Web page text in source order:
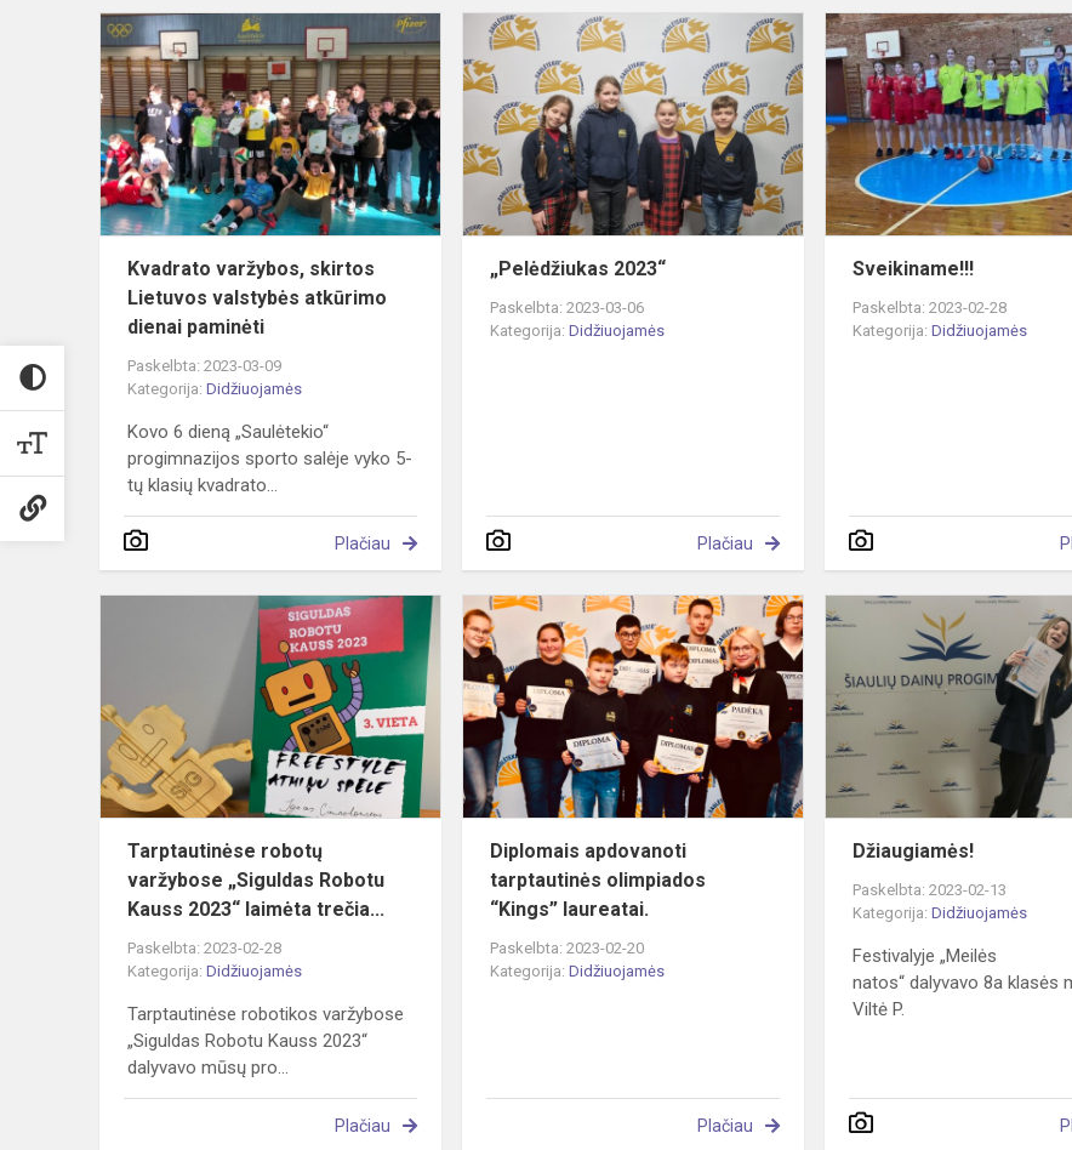
Kvadrato
varžybos,
skirtos
Lietuvos
valstybės
atkūrimo
dien...
Kvadrato varžybos, skirtos
Lietuvos valstybės atkūrimo
dienai paminėti
Paskelbta: 2023-03-09
Kategorija: Didžiuojamės
Kovo 6 dieną „Saulėtekio“
progimnazijos sporto salėje vyko 5-
tų klasių kvadrato...
Plačiau
„Pelėdžiukas
2023“
„Pelėdžiukas 2023“
Paskelbta: 2023-03-06
Kategorija:Didžiuojamės
Plačiau
Sveikiname!!!
Paskelbta: 2023-02-28
Kategorija:Didžiuojamės
Tarptautinėse
robotų
varžybose
„Siguldas
Robotu
Kauss
2023“...
Tarptautinėse robotų
varžybose „Siguldas Robotu
Kauss 2023“ laimėta trečia...
Paskelbta: 2023-02-28
Kategorija: Didžiuojamės
Tarptautinėse robotikos varžybose
„Siguldas Robotu Kauss 2023“
dalyvavo mūsų pro...
Plačiau
Diplomais
apdovanoti
tarptautinės
olimpiados
“Kings”
laurea...
Diplomais apdovanoti
tarptautinės olimpiados
“Kings” laureatai.
Paskelbta: 2023-02-20
Kategorija:Didžiuojamės
Plačiau
Džiaugiamės!
Paskelbta: 2023-02-13
Kategorija:Didžiuojamės
Festivalyje „Meilės
natos“ dalyvavo 8a klasės
Viltė P.